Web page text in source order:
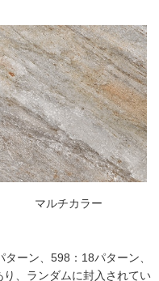
マルチカラー
ーン、598：18パターン、
、ランダムに封入されてい